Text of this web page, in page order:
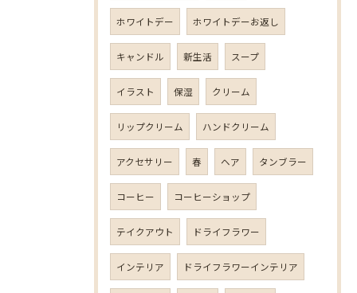
ホワイトデー ホワイトデーお返し
キャンドル 新生活 スープ
イラスト 保湿 クリーム
リップクリーム ハンドクリーム
アクセサリー 春 ヘア タンブラー
コーヒー コーヒーショップ
テイクアウト ドライフラワー
インテリア ドライフラワーインテリア